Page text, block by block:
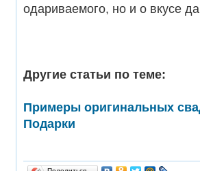
одариваемого, но и о вкусе
Другие статьи по теме:
Примеры оригинальных
Подарки